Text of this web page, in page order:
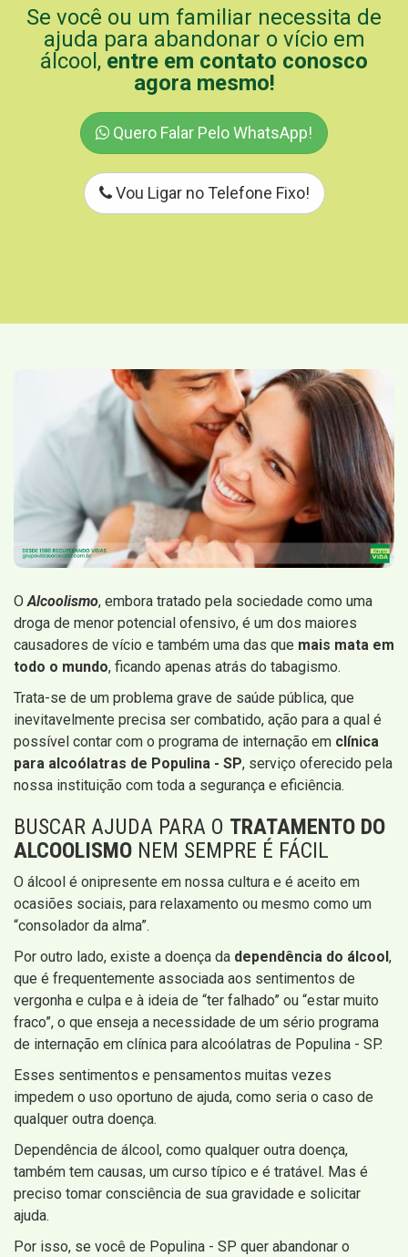
Se você ou um familiar necessita de
ajuda para abandonar o vício em
álcool, entre em contato conosco
agora mesmo!
Quero Falar Pelo WhatsApp!
Vou Ligar no Telefone Fixo!
OAlcoolismo, embora tratado pela sociedade como uma
droga de menor potencial ofensivo, é um dos maiores
causadores de vício e também uma das que mais mata em
todo o mundo, ficando apenas atrás do tabagismo.
Trata-se de um problema grave de saúde pública, que
inevitavelmente precisa ser combatido, ação para a qual é
possível contar com o programa de internação em clínica
para alcoólatras de Populina - SP, serviço oferecido pela
nossa instituição com toda a segurança e eficiência.
BUSCAR AJUDA PARA O TRATAMENTO DO
ALCOOLISMO NEM SEMPRE É FÁCIL
O álcool é onipresente em nossa cultura e é aceito em
ocasiões sociais, para relaxamento ou mesmo como um
“consolador da alma”.
Por outro lado, existe a doença da dependência do álcool ,
que é frequentemente associada aos sentimentos de
vergonha e culpa e à ideia de “ter falhado” ou “estar muito
fraco”, o que enseja a necessidade de um sério programa
de internação em clínica para alcoólatras de Populina - SP.
Esses sentimentos e pensamentos muitas vezes
impedem o uso oportuno de ajuda, como seria o caso de
qualquer outra doença.
Dependência de álcool, como qualquer outra doença,
também tem causas, um curso típico e é tratável. Mas é
preciso tomar consciência de sua gravidade e solicitar
ajuda.
Por isso, se você de Populina - SP quer abandonar o